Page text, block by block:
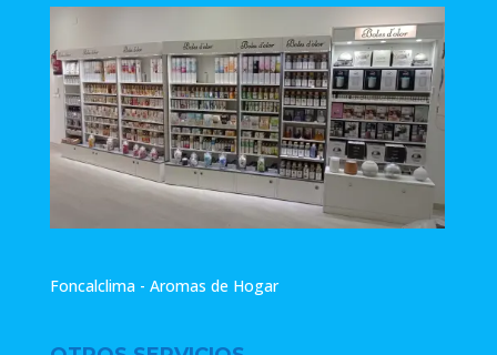
Foncalclima - Aromas de Hogar